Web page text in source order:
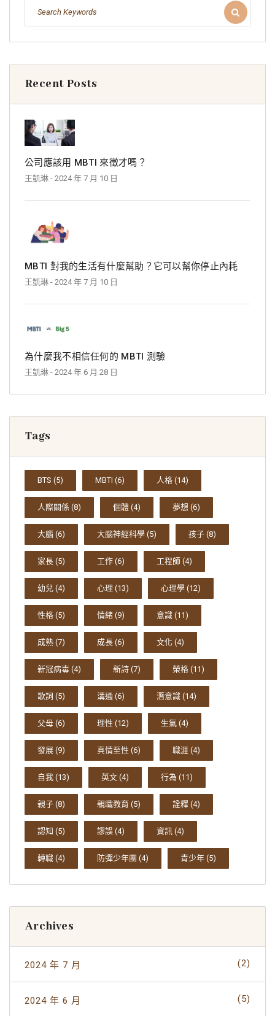
Recent Posts
公司應該用 MBTI 來徵才嗎？
王凱琳 - 2024 年 7 月 10 日
MBTI 對我的生活有什麼幫助？它可以幫你停止內耗
王凱琳 - 2024 年 7 月 10 日
為什麼我不相信任何的 MBTI 測驗
王凱琳 - 2024 年 6 月 28 日
Tags
BTS (5) MBTI (6) 人格 (14)
人際關係 (8) 個體 (4) 夢想 (6)
大腦 (6) 大腦神經科學 (5) 孩子 (8)
家長 (5) 工作 (6) 工程師 (4)
幼兒 (4) 心理 (13) 心理學 (12)
性格 (5) 情緒 (9) 意識 (11)
成熟 (7) 成長 (6) 文化 (4)
新冠病毒 (4) 新詩 (7) 榮格 (11)
歌詞 (5) 溝通 (6) 潛意識 (14)
父母 (6) 理性 (12) 生氣 (4)
發展 (9) 真情至性 (6) 職涯 (4)
自我 (13) 英文 (4) 行為 (11)
親子 (8) 親職教育 (5) 詮釋 (4)
認知 (5) 謬誤 (4) 資訊 (4)
轉職 (4) 防彈少年團 (4) 青少年 (5)
Archives
2024 年 7 月 (2)
2024 年 6 月 (5)